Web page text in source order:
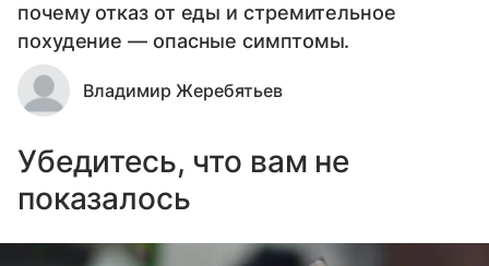
почему отказ от еды и стремительное
похудение — опасные симптомы.
Владимир Жеребятьев
Убедитесь, что вам не
показалось